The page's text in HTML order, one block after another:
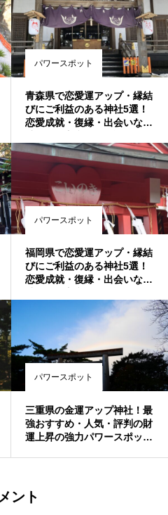
パワースポット
青森県で恋愛運アップ・縁結
びにご利益のある神社5選！
恋愛成就・復縁・出会いなど
め・人気・評判の強力パワー
スポット！
パワースポット
福岡県で恋愛運アップ・縁結
びにご利益のある神社5選！
恋愛成就・復縁・出会いなど
め・人気・評判の強力パワー
パワースポット
三重県の金運アップ神社！最
強おすすめ・人気・評判の財
運上昇の強力パワースポッ
ント